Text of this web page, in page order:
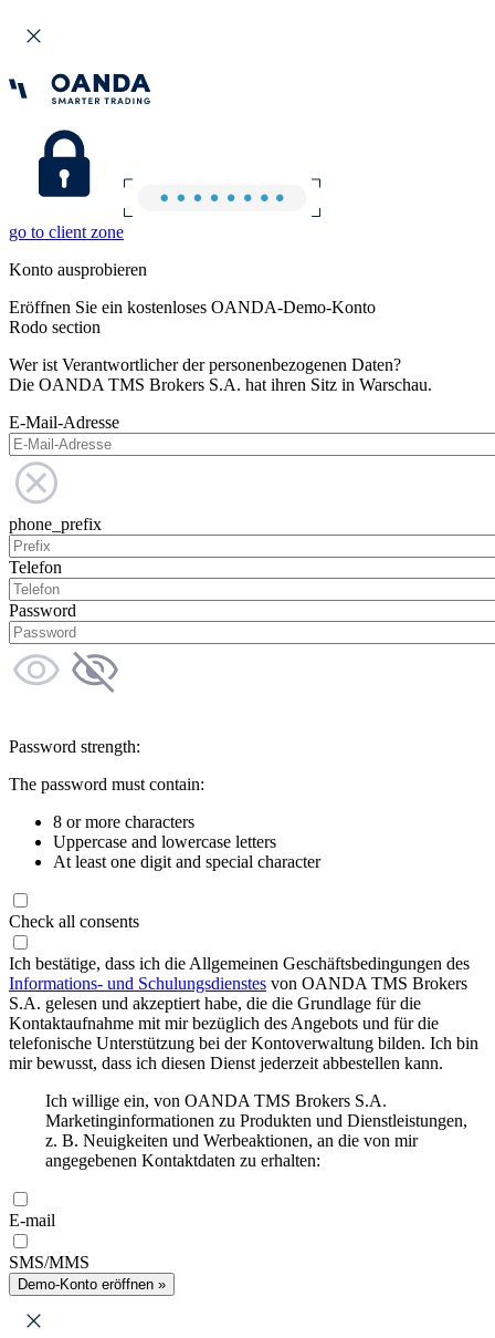
go to client zone
Konto ausprobieren
Eröffnen Sie ein kostenloses OANDA-Demo-Konto
Rodo section
Wer ist Verantwortlicher der personenbezogenen Daten?
Die OANDA TMS Brokers S.A. hat ihren Sitz in Warschau.
E-Mail-Adresse
phone_prefix
Telefon
Password
Password strength:
The password must contain:
8 or more characters
Uppercase and lowercase letters
At least one digit and special character
Check all consents
Ich bestätige, dass ich die Allgemeinen Geschäftsbedingungen des
Informations- und Schulungsdienstes von OANDA TMS Brokers
S.A. gelesen und akzeptiert habe, die die Grundlage für die
Kontaktaufnahme mit mir bezüglich des Angebots und für die
telefonische Unterstützung bei der Kontoverwaltung bilden. Ich bin
mir bewusst, dass ich diesen Dienst jederzeit abbestellen kann.
Ich willige ein, von OANDA TMS Brokers S.A.
Marketinginformationen zu Produkten und Dienstleistungen,
z. B. Neuigkeiten und Werbeaktionen, an die von mir
angegebenen Kontaktdaten zu erhalten:
E-mail
SMS/MMS
Demo-Konto eröffnen »